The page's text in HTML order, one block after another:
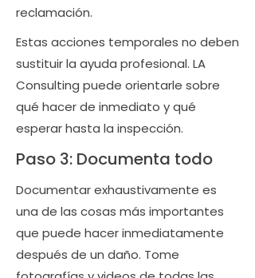
reclamación.
Estas acciones temporales no deben
sustituir la ayuda profesional. LA
Consulting puede orientarle sobre
qué hacer de inmediato y qué
esperar hasta la inspección.
Paso 3: Documenta todo
Documentar exhaustivamente es
una de las cosas más importantes
que puede hacer inmediatamente
después de un daño. Tome